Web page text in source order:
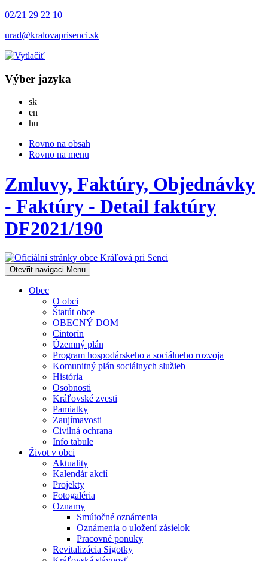
02/21 29 22 10
urad@kralovaprisenci.sk
Výber jazyka
skSlovensky
en
hu
Rovno na obsah
Rovno na menu
Zmluvy, Faktúry, Objednávky
- Faktúry - Detail faktúry
DF2021/190
Otevřit navigaci Menu
Obec
O obci
Štatút obce
OBECNÝ DOM
Cintorín
Územný plán
Program hospodárskeho a sociálneho rozvoja
Komunitný plán sociálnych služieb
História
Osobnosti
Kráľovské zvesti
Pamiatky
Zaujímavosti
Civilná ochrana
Info tabule
Život v obci
Aktuality
Kalendár akcií
Projekty
Fotogaléria
Oznamy
Smútočné oznámenia
Oznámenia o uložení zásielok
Pracovné ponuky
Revitalizácia Sigotky